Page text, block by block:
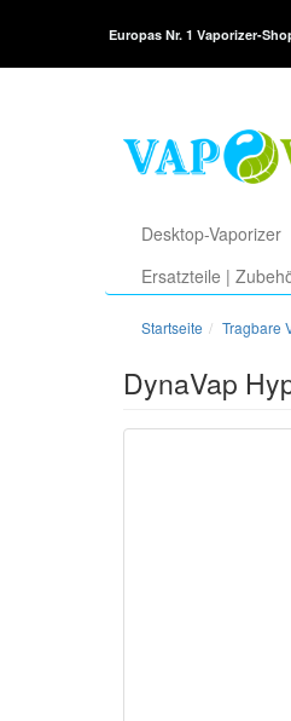
Europas Nr. 1 Vaporizer-
Desktop-Vaporizer
Ersatzteile |
Startseite Tragbare
DynaVap